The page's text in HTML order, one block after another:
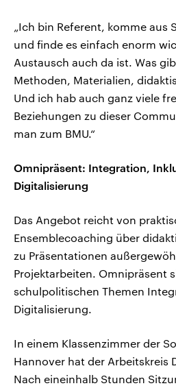
„Ich bin Referent, komme aus
und finde es einfach enorm
Austausch auch da ist. Was
Methoden, Materialien,
Und ich hab auch ganz viele
Beziehungen zu dieser
man zum BMU.“
Omnipräsent: Integration,
Digitalisierung
Das Angebot reicht von
Ensemblecoaching über
zu Präsentationen
Projektarbeiten. Omnipräsent
schulpolitischen Themen
Digitalisierung.
In einem Klassenzimmer der
Hannover hat der Arbeitskreis
Nach eineinhalb Stunden